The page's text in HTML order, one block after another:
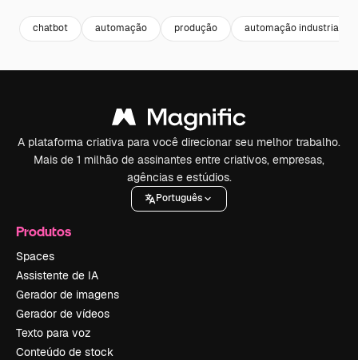
chatbot automação produção automação industrial
A plataforma criativa para você direcionar seu melhor trabalho.
Mais de 1 milhão de assinantes entre criativos, empresas,
agências e estúdios.
Português
Produtos
Spaces
Assistente de IA
Gerador de imagens
Gerador de vídeos
Texto para voz
Conteúdo de stock